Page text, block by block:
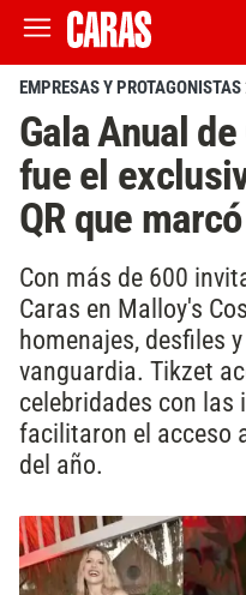
EMPRESAS Y PROTAGONISTAS
Gala Anual
fue el
QR que
Con más de 600
Caras en Malloy's
homenajes, desfiles
vanguardia. Tikzet
celebridades con
facilitaron el acceso
del año.